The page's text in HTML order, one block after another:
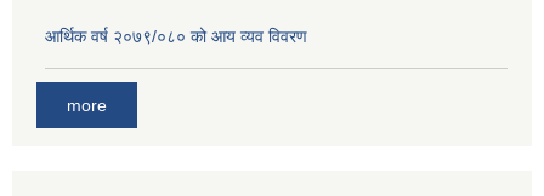
आर्थिक वर्ष २०७९/०८० को आय व्यव विवरण
more